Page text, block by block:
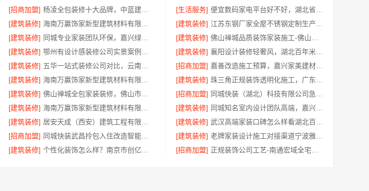
[招商加盟] [生活服务]
[建筑装修] [建筑装修]
[建筑装修] [建筑装修]
[建筑装修] [建筑装修]
襄阳设计装修轻奢风，湖北百年米莱空间美学装饰材料有限公司打造理想居所
[建筑装修] [招商加盟]
嘉善改造施工预算，嘉兴家美建材科技有限公司透明报价
[建筑装修] [建筑装修]
[建筑装修] [招商加盟]
[建筑装修] [建筑装修]
同城知名室内设计团队高端，嘉兴绿色之家建材科技有限公司定制美学
[建筑装修] [建筑装修]
[招商加盟] [建筑装修]
老牌家装设计施工对接渠道宁波雅美和居一站式
[建筑装修] [招商加盟]